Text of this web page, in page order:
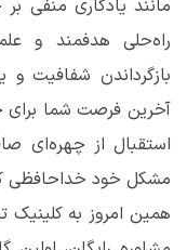
مانند یادگاری منفی
راه‌حلی هدفمند و
بازگرداندن
آخرین فرصت شما برای
استقبال از چهره‌ای
مشکل خود خداحافظی
همین امروز به